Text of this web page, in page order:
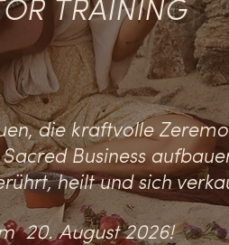
TRAINING
die kraftvolle
Business
heilt und sich
20. August 2026!